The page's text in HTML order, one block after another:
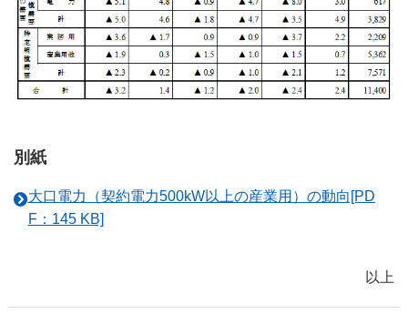
別紙
大口電力（契約電力500kW以上の産業用）の動向[PD
F：145 KB]
以上